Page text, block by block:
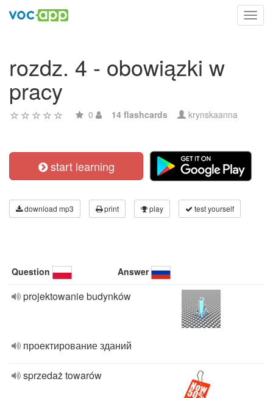
rozdz. 4 - obowiązki w
pracy
0 14 flashcards krynskaanna
start learning
download mp3 print play test yourself
Question Answer
projektowanie budynków
проектирование зданий
sprzedaż towarów